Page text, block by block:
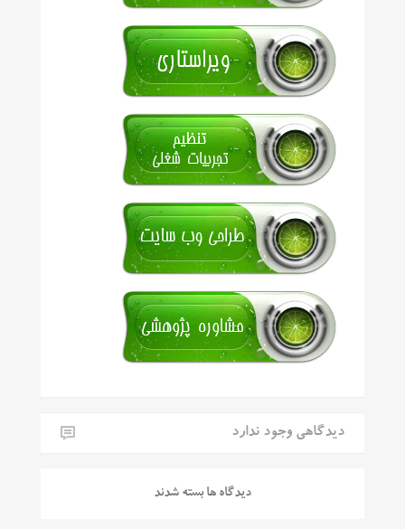
دیدگاهی وجود ندارد
دیدگاه ها بسته شدند